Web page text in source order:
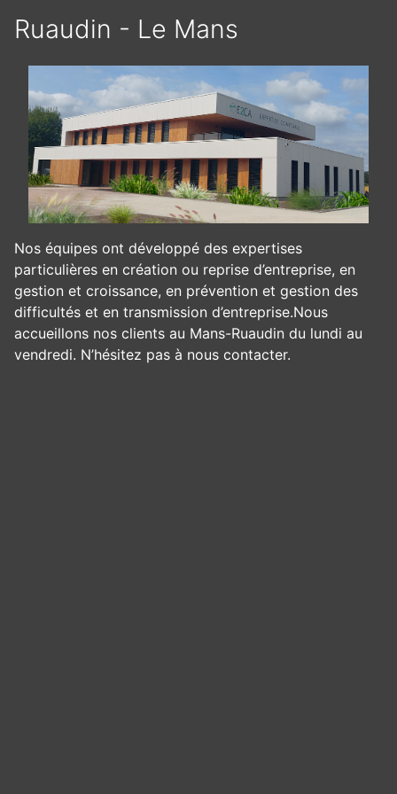
Ruaudin - Le Mans
Nos équipes ont développé des expertises
particulières en création ou reprise d’entreprise, en
gestion et croissance, en prévention et gestion des
difficultés et en transmission d’entreprise.Nous
accueillons nos clients au Mans-Ruaudin du lundi au
vendredi. N’hésitez pas à nous contacter.